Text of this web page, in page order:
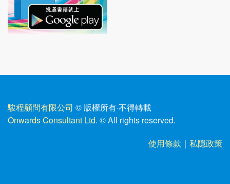
駿程顧問有限公司 © 版權所有·不得轉載
Onwards Consultant Ltd. © All rights reserved.
使用條款 ｜ 私隱政策